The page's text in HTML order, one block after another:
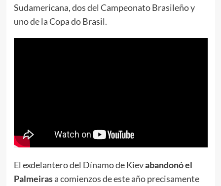
Sudamericana, dos del Campeonato Brasileño y
uno de la Copa do Brasil.
El exdelantero del Dínamo de Kievabandonó el
Palmeirasa comienzos de este año precisamente